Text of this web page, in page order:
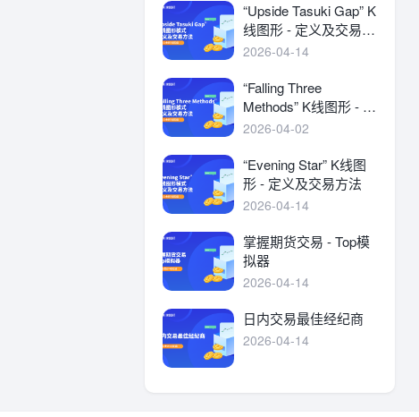
“Upside Tasuki Gap” K
线图形 - 定义及交易方
法
2026-04-14
“Falling Three
Methods” K线图形 - 定
义及交易方法
2026-04-02
“Evening Star” K线图
形 - 定义及交易方法
2026-04-14
掌握期货交易 - Top模
拟器
2026-04-14
日内交易最佳经纪商
2026-04-14